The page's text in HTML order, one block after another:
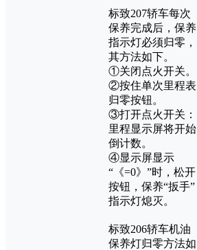
标致207轿车每次
保养完成后，保养
指示灯必须归零，
其方法如下。
①关闭点火开关。
②按住单次里程表
归零按钮。
③打开点火开关：
里程显示屏将开始
倒计数。
④显示屏显示
“《=0》”时，松开
按钮，保养“扳手”
指示灯熄灭。
标致206轿车机油
保养灯归零方法如